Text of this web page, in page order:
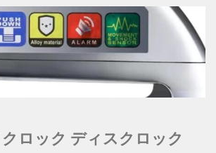
クロック ディスクロック